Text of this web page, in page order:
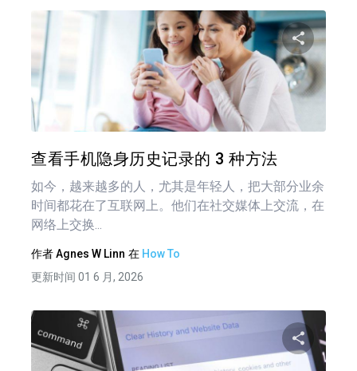
查看手机隐身历史记录的 3 种方法
如今，越来越多的人，尤其是年轻人，把大部分业余
时间都花在了互联网上。他们在社交媒体上交流，在
网络上交换...
作者Agnes W Linn 在 How To
更新时间 01 6 月, 2026